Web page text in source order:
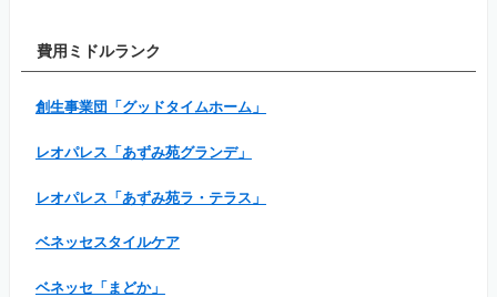
費用ミドルランク
創生事業団「グッドタイムホーム」
レオパレス「あずみ苑グランデ」
レオパレス「あずみ苑ラ・テラス」
ベネッセスタイルケア
ベネッセ「まどか」